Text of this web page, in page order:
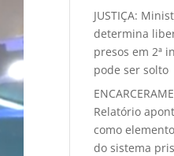
JUSTIÇA:
determina
presos em 2ª
pode ser solto
Relatório
como
do sistema